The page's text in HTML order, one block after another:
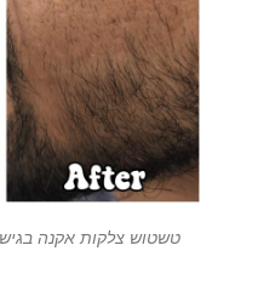
טשטוש צלקות אקנה